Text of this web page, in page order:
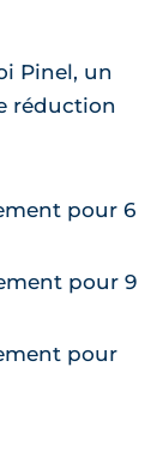
Pinel, un
réduction
pour 6
pour 9
pour